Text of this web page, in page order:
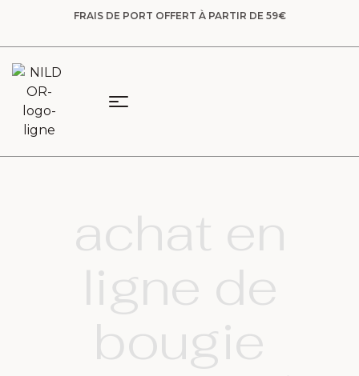
FRAIS DE PORT OFFERT À PARTIR DE 59€
achat en
ligne de
bougie